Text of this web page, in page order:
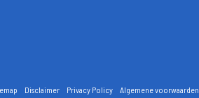
Disclaimer Privacy Policy Algemene voorwaarden